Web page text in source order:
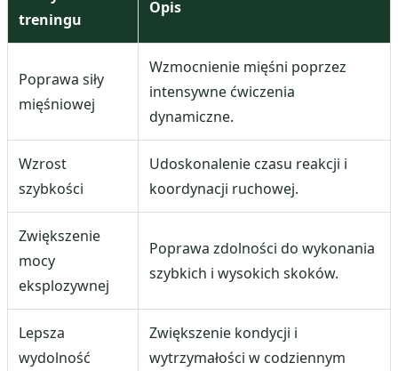
treningu
Opis
Poprawa siły
mięśniowej
Wzmocnienie mięśni poprzez
intensywne ćwiczenia
dynamiczne.
Wzrost
szybkości
Udoskonalenie czasu reakcji i
koordynacji ruchowej.
Zwiększenie
mocy
eksplozywnej
Poprawa zdolności do wykonania
szybkich i wysokich skoków.
Lepsza
wydolność
Zwiększenie kondycji i
wytrzymałości w codziennym